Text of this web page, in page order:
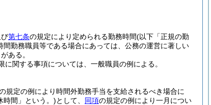
び第七条の規定により定められる勤務時間(以下「正規の勤
間勤務職員等である場合にあっては、公務の運営に著しい
ある。
関する事項については、一般職員の例による。
規定の例により時間外勤務手当を支給されるべき場合に
時間」という。)として、 同項の規定の例により一月につい